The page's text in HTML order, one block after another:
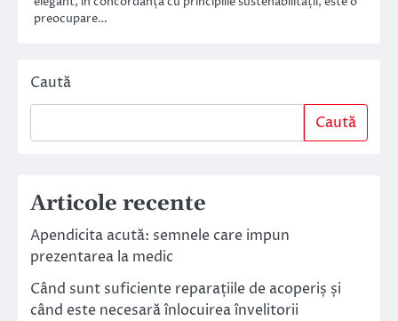
preocupare…
Caută
Caută
Articole recente
Apendicita acută: semnele care impun
prezentarea la medic
Când sunt suficiente reparațiile de acoperiș și
când este necesară înlocuirea învelitorii